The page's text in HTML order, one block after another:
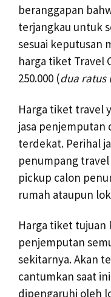
beranggapan
terjangkau untuk
sesuai keputusan
harga tiket Travel
250.000 (dua ratus
Harga tiket travel
jasa penjemputan
terdekat. Perihal
penumpang
pickup calon
rumah ataupun
Harga tiket tujuan
penjemputan
sekitarnya. Akan
cantumkan saat
dipengaruhi oleh